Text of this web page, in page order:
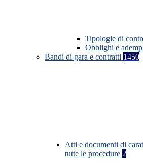
Tipologie di
Obblighi e
Bandi di gara e contratti 1450
Atti e documenti di
tutte le procedure 2